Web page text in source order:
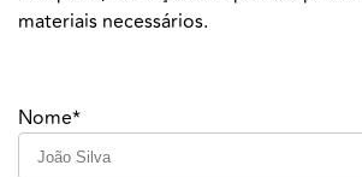
materiais necessários.
Nome*